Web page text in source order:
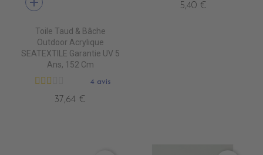
Toile Taud & Bâche
Outdoor Acrylique
SEATEXTILE Garantie UV 5
Ans, 152 Cm
4 avis
37,64 €
5,40 €